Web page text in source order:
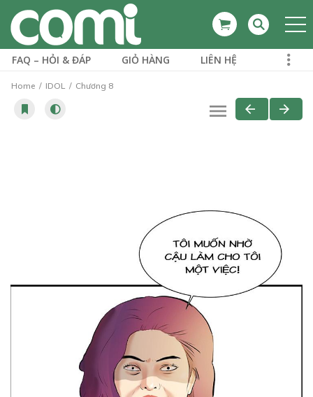
FAQ – HỎI & ĐÁP GIỎ HÀNG LIÊN HỆ
Home IDOL Chương 8